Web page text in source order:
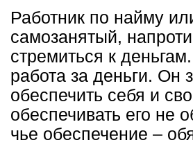
Работник по найму
самозанятый,
стремиться к
работа за деньги. Он
обеспечить себя и
обеспечивать его не
чье обеспечение –